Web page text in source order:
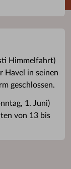
Himmelfahrt)
Havel in seinen
geschlossen.
1. Juni)
von 13 bis